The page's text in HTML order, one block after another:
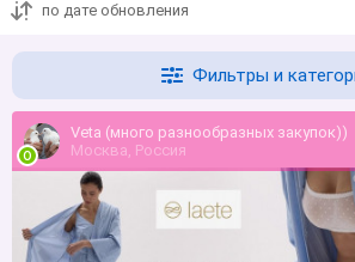
по дате обновления
Фильтры и
Veta (много разнообразных закупок))
Москва, Россия